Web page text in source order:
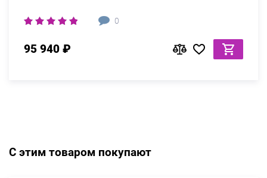
0
95 940 ₽
С этим товаром покупают